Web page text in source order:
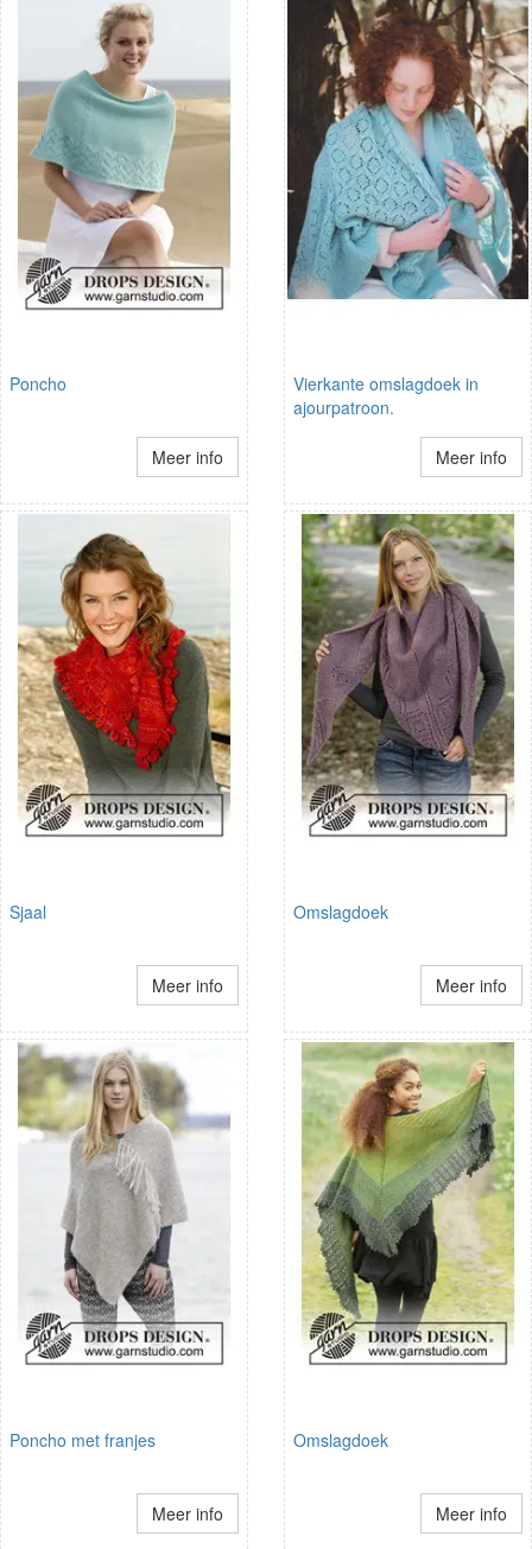
Poncho
Meer info
Vierkante omslagdoek in
ajourpatroon.
Meer info
Sjaal
Meer info
Omslagdoek
Meer info
Poncho met franjes
Meer info
Omslagdoek
Meer info